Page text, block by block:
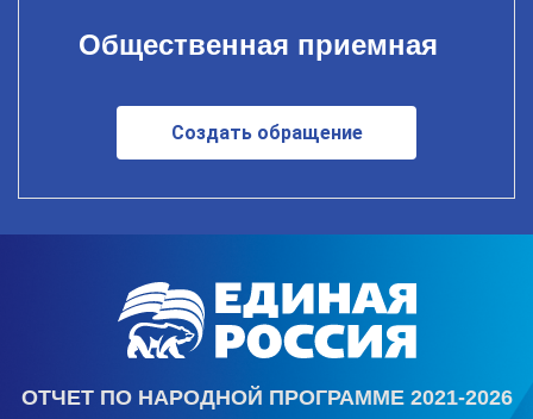
Общественная приемная
Создать обращение
ОТЧЕТ ПО НАРОДНОЙ ПРОГРАММЕ 2021-2026